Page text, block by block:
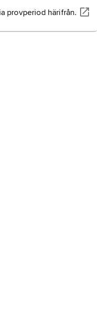
provperiod härifrån.